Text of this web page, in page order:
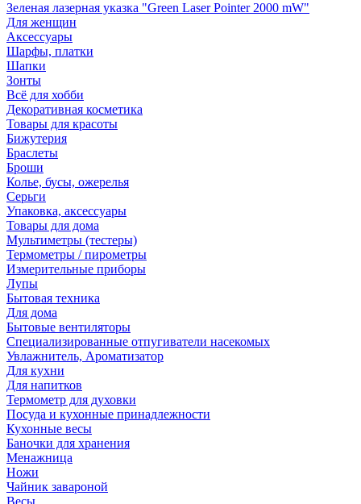
Зеленая лазерная указка "Green Laser Pointer 2000 mW"
Для женщин
Аксессуары
Шарфы, платки
Шапки
Зонты
Всё для хобби
Декоративная косметика
Товары для красоты
Бижутерия
Браслеты
Броши
Колье, бусы, ожерелья
Серьги
Упаковка, аксессуары
Товары для дома
Мультиметры (тестеры)
Термометры / пирометры
Измерительные приборы
Лупы
Бытовая техника
Для дома
Бытовые вентиляторы
Специализированные отпугиватели насекомых
Увлажнитель, Ароматизатор
Для кухни
Для напитков
Термометр для духовки
Посуда и кухонные принадлежности
Кухонные весы
Баночки для хранения
Менажница
Ножи
Чайник завароной
Весы